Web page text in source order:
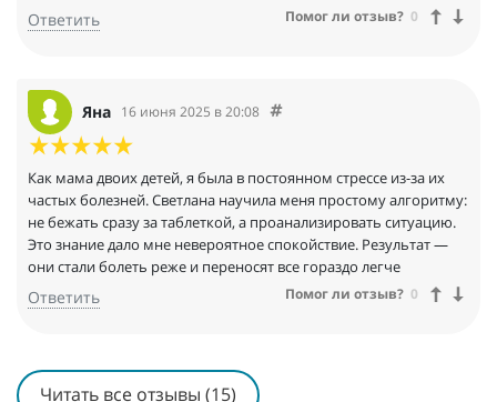
Ответить Помог ли отзыв? 0
Яна 16 июня 2025 в 20:08
Как мама двоих детей, я была в постоянном стрессе из-за их
частых болезней. Светлана научила меня простому алгоритму:
не бежать сразу за таблеткой, а проанализировать ситуацию.
Это знание дало мне невероятное спокойствие. Результат —
они стали болеть реже и переносят все гораздо легче
Ответить Помог ли отзыв? 0
Читать все отзывы (15)